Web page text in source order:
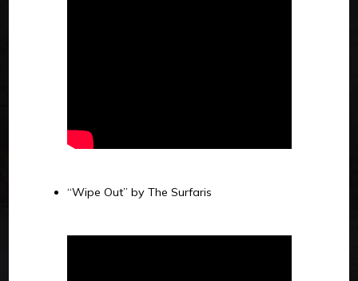
“Wipe Out” by The Surfaris